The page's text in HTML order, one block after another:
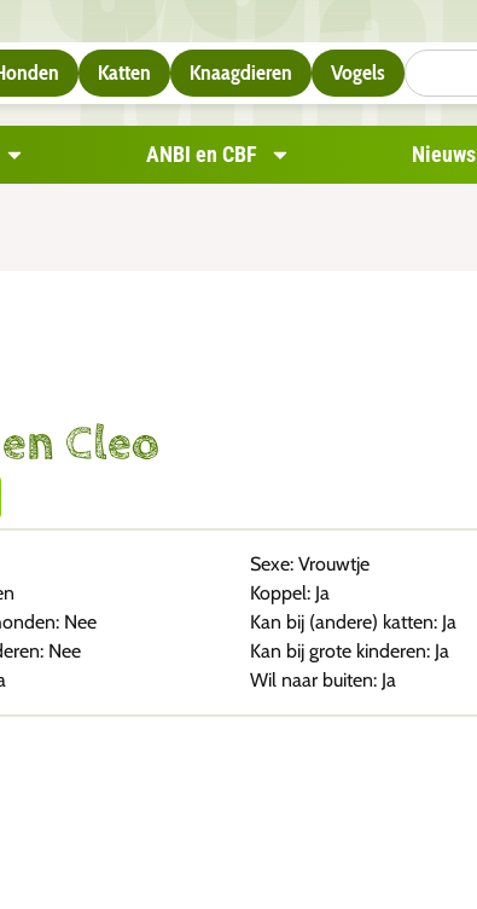
Katten Knaagdieren Vogels
ANBI en CBF Nieuws
Cleo
Sexe: Vrouwtje
Koppel: Ja
Nee
Kan bij (andere) katten: Ja
Nee
Kan bij grote kinderen: Ja
Wil naar buiten: Ja